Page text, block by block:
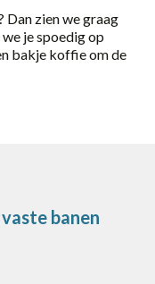
Dan zien we graag
je spoedig op
bakje koffie om de
banen